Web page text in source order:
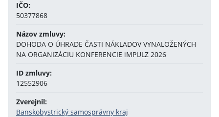
IČO:
50377868
Názov zmluvy:
DOHODA O ÚHRADE ČASTI NÁKLADOV VYNALOŽENÝCH
NA ORGANIZÁCIU KONFERENCIE iMPULZ 2026
ID zmluvy:
12552906
Zverejnil:
Banskobystrický samosprávny kraj